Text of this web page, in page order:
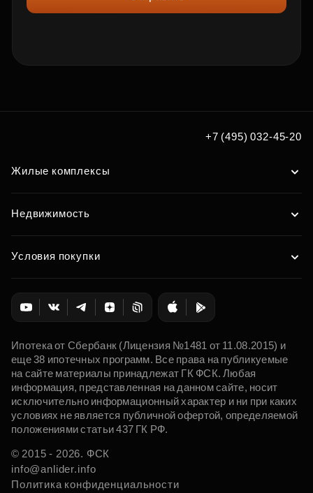
+7 (495) 032-45-20
Жилые комплексы
Недвижимость
Условия покупки
Ипотека от Сбербанк (Лицензия №1481 от 11.08.2015) и
еще 38 ипотечных программ. Все права на публикуемые
на сайте материалы принадлежат ГК ФСК. Любая
информация, представленная на данном сайте, носит
исключительно информационный характер и ни при каких
условиях не является публичной офертой, определяемой
положениями статьи 437 ГК РФ.
© 2015 - 2026. ФСК
info@anlider.info
Политика конфиденциальности